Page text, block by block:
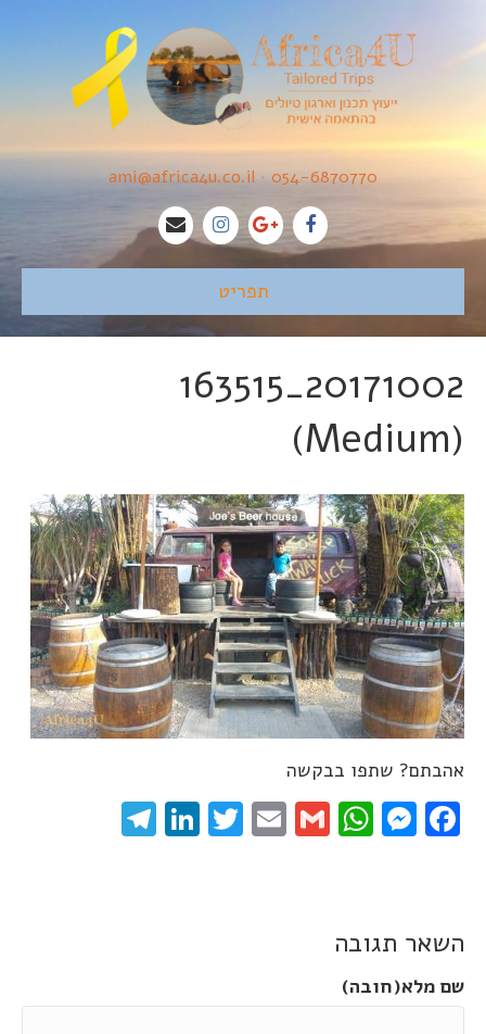
054-6870770
•
ami@africa4u.co.il
תפריט
20171002_163515
(Medium)
אהבתם? שתפו בבקשה
Facebook
Messenger
WhatsApp
Gmail
Email
Twitter
LinkedIn
השאר תגובה
שם מלא(חובה)